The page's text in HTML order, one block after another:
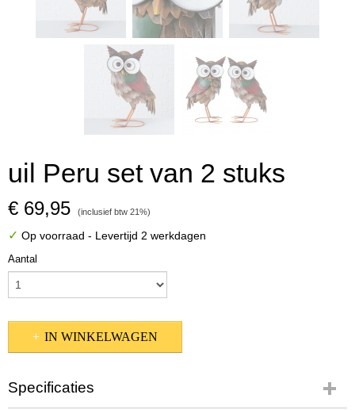
uil Peru set van 2 stuks
€ 69,95 (inclusief btw 21%)
✓ Op voorraad - Levertijd 2 werkdagen
Aantal
IN WINKELWAGEN
Specificaties